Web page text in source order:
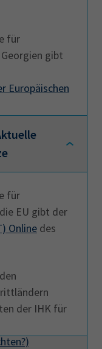
für
gibt
Europäischen
für
EU gibt der
Online des
der IHK für